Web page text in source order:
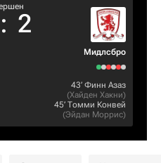
: 2
Мидлсбро
43‎’‎ Финн Азаз
(Хайден Хакни)
45‎’‎ Томми Конвей
(Эйдан Моррис)